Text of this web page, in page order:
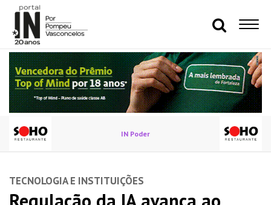
IN Poder
TECNOLOGIA E INSTITUIÇÕES